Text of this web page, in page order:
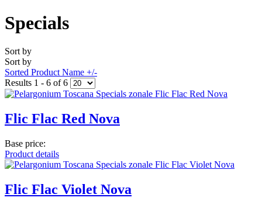
Specials
Sort by
Sort by
Sorted Product Name +/-
Results 1 - 6 of 6
Flic Flac Red Nova
Base price:
Product details
Flic Flac Violet Nova